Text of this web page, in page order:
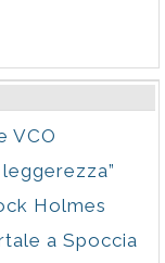
VCO
Holmes
a Spoccia